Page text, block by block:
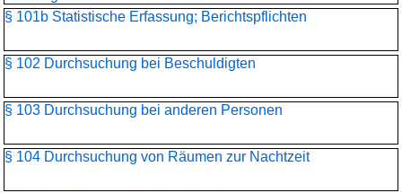
§ 101b Statistische Erfassung; Berichtspflichten
§ 102 Durchsuchung bei Beschuldigten
§ 103 Durchsuchung bei anderen Personen
§ 104 Durchsuchung von Räumen zur Nachtzeit